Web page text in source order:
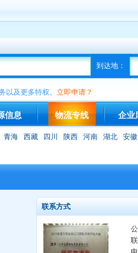
到达地：
以及更多特权。 立即申请？
信息 物流专线 企业
青海 西藏 四川 陕西 河南 湖北 安徽
联系方式